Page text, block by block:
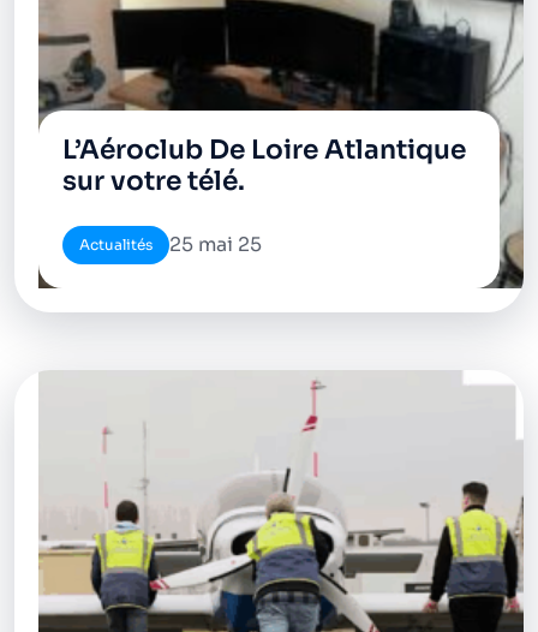
L’Aéroclub De Loire Atlantique
sur votre télé.
Actualités 25 mai 25